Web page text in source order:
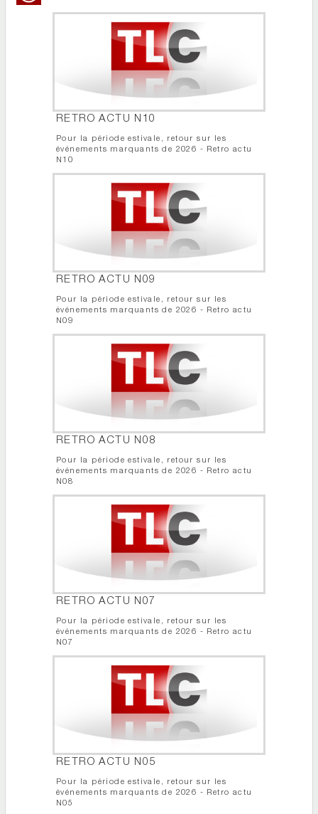
RETRO ACTU N10
Pour la période estivale, retour sur les
événements marquants de 2026 - Retro actu
N10
RETRO ACTU N09
Pour la période estivale, retour sur les
événements marquants de 2026 - Retro actu
N09
RETRO ACTU N08
Pour la période estivale, retour sur les
événements marquants de 2026 - Retro actu
N08
RETRO ACTU N07
Pour la période estivale, retour sur les
événements marquants de 2026 - Retro actu
N07
RETRO ACTU N05
Pour la période estivale, retour sur les
événements marquants de 2026 - Retro actu
N05